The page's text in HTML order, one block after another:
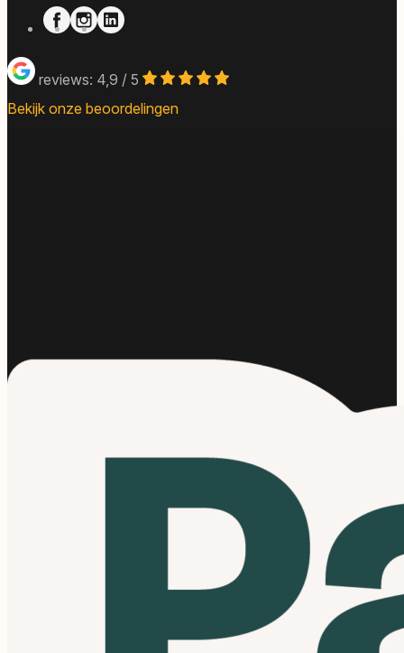
reviews: 4,9 / 5
Bekijk onze beoordelingen